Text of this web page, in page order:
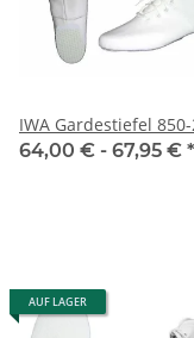
IWA Gardestiefel 850-
64,00 € - 67,95 € *
AUF LAGER